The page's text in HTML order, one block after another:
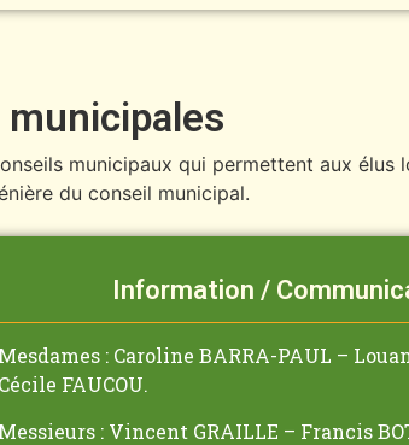
municipaux qui permettent aux élus
du conseil municipal.
Information /
Mesdames : Caroline BARRA-PAUL –
Cécile FAUCOU.
Messieurs : Vincent GRAILLE – Francis